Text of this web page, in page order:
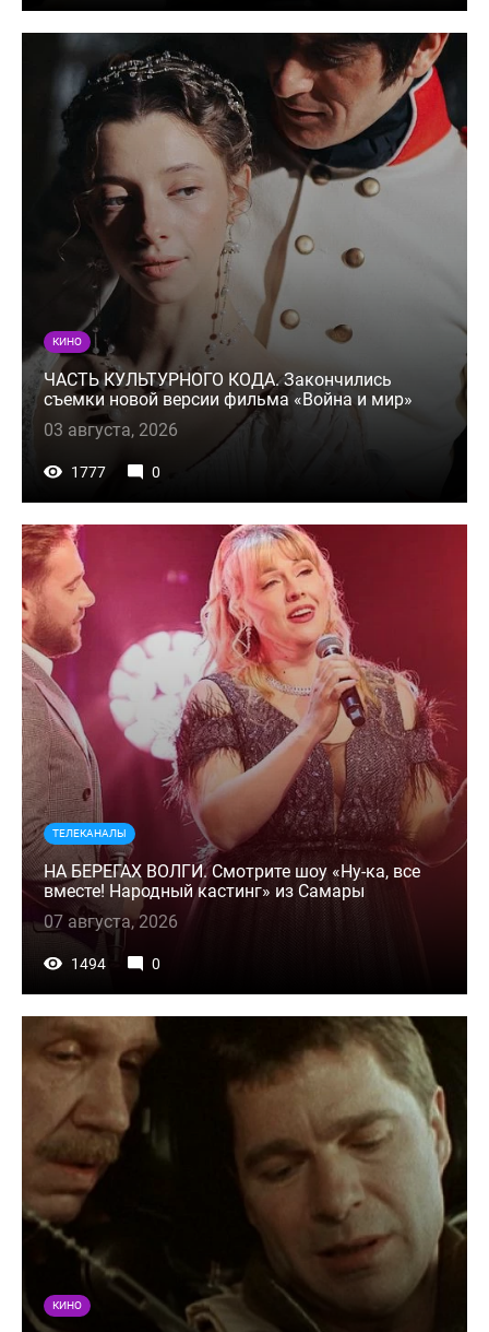
КИНО
ЧАСТЬ КУЛЬТУРНОГО КОДА. Закончились
съемки новой версии фильма «Война и мир»
03 августа, 2026
1777 0
ТЕЛЕКАНАЛЫ
НА БЕРЕГАХ ВОЛГИ. Смотрите шоу «Ну-ка, все
вместе! Народный кастинг» из Самары
07 августа, 2026
1494 0
КИНО